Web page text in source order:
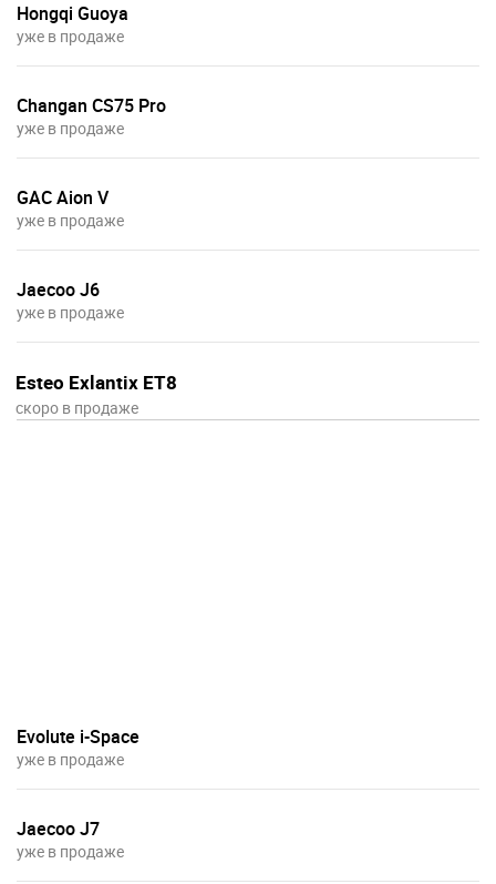
Hongqi Guoya
уже в продаже
Changan CS75 Pro
уже в продаже
GAC Aion V
уже в продаже
Jaecoo J6
уже в продаже
Esteo Exlantix ET8
скоро в продаже
Evolute i-Space
уже в продаже
Jaecoo J7
уже в продаже